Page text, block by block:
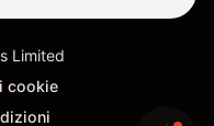
Limited
cookie